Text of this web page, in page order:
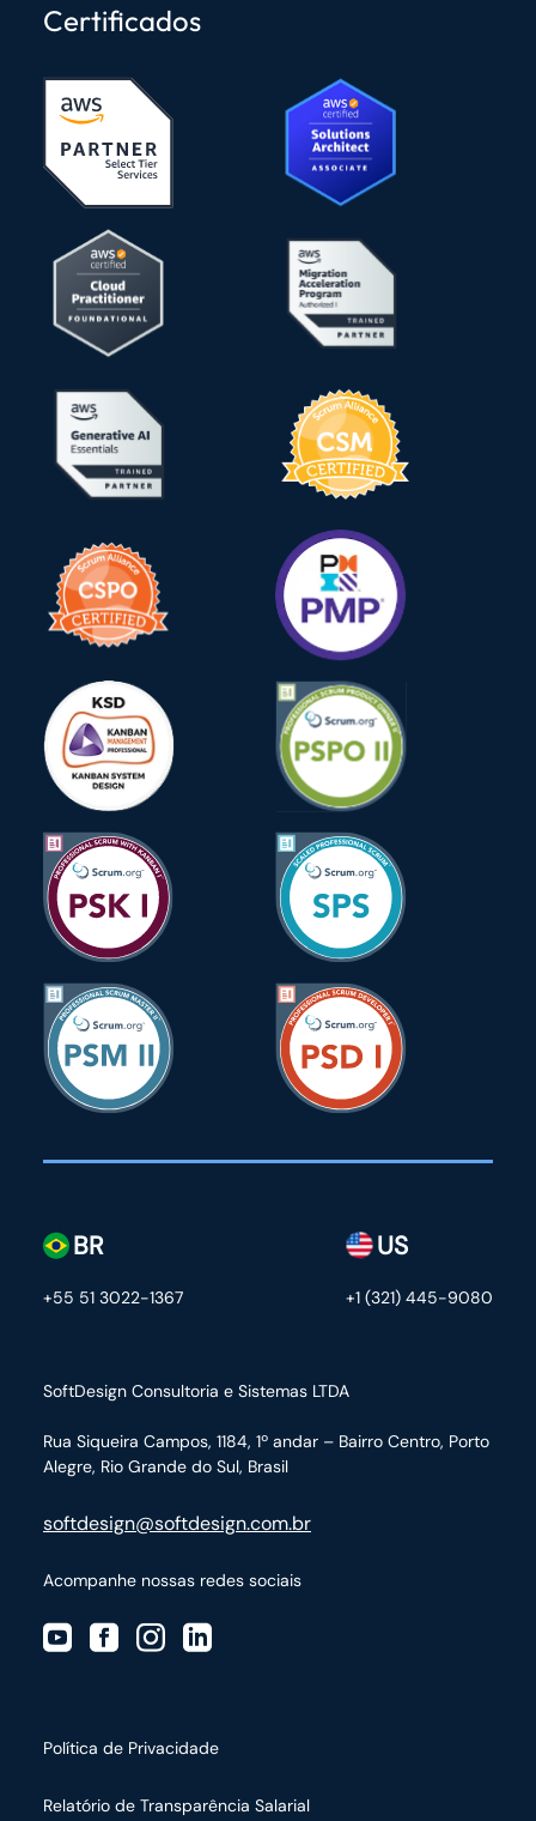
Certificados
SoftDesign Consultoria e Sistemas LTDA
Rua Siqueira Campos, 1184, 1º andar – Bairro Centro, Porto
Alegre, Rio Grande do Sul, Brasil
softdesign@softdesign.com.br
BR
+55 51 3022-1367
US
+1 (321) 445-9080
Acompanhe nossas redes sociais
Política de Privacidade
Relatório de Transparência Salarial